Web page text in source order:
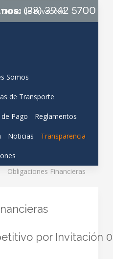
Aviso de Privacidad
Somos
de Transporte
Pago Reglamentos
Noticias Transparencia
Obligaciones Financieras
por Invitación